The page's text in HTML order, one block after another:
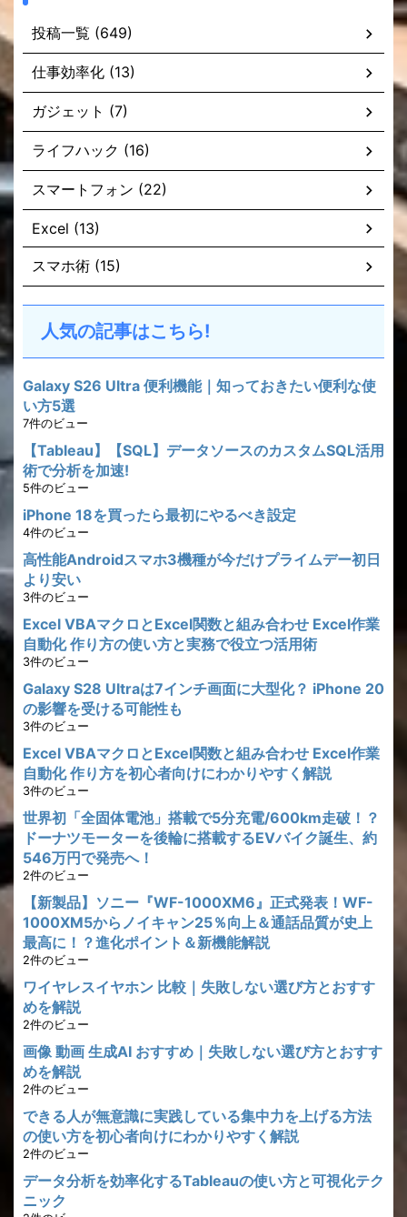
投稿一覧 (649)
仕事効率化 (13)
ガジェット (7)
ライフハック (16)
スマートフォン (22)
Excel (13)
スマホ術 (15)
人気の記事はこちら!
Galaxy S26 Ultra 便利機能｜知っておきたい便利な使
い方5選
7件のビュー
【Tableau】【SQL】データソースのカスタムSQL活用
術で分析を加速!
5件のビュー
iPhone 18を買ったら最初にやるべき設定
4件のビュー
高性能Androidスマホ3機種が今だけプライムデー初日
より安い
3件のビュー
Excel VBAマクロとExcel関数と組み合わせ Excel作業
自動化 作り方の使い方と実務で役立つ活用術
3件のビュー
Galaxy S28 Ultraは7インチ画面に大型化？ iPhone 20
の影響を受ける可能性も
3件のビュー
Excel VBAマクロとExcel関数と組み合わせ Excel作業
自動化 作り方を初心者向けにわかりやすく解説
3件のビュー
世界初「全固体電池」搭載で5分充電/600km走破！？
ドーナツモーターを後輪に搭載するEVバイク誕生、約
546万円で発売へ！
2件のビュー
【新製品】ソニー『WF-1000XM6』正式発表！WF-
1000XM5からノイキャン25％向上＆通話品質が史上
最高に！？進化ポイント＆新機能解説
2件のビュー
ワイヤレスイヤホン 比較｜失敗しない選び方とおすす
めを解説
2件のビュー
画像 動画 生成AI おすすめ｜失敗しない選び方とおすす
めを解説
2件のビュー
できる人が無意識に実践している集中力を上げる方法
の使い方を初心者向けにわかりやすく解説
2件のビュー
データ分析を効率化するTableauの使い方と可視化テク
ニック